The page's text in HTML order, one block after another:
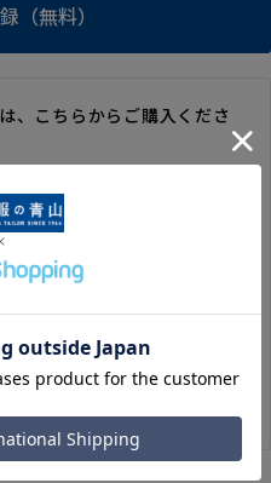
（無料）
、こちらからご購入くださ
要があります。
ポイントは付与されません。
合・ポイントの付与は、対応
、キャンセル手続きはご利用